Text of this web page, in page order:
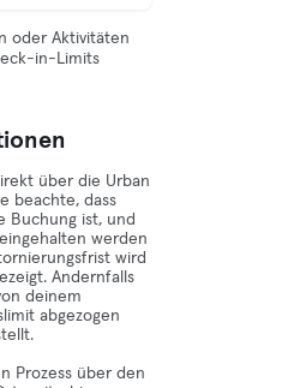
oder Aktivitäten
in-Limits
über die Urban
beachte, dass
Buchung ist, und
werden
wird
Andernfalls
deinem
abgezogen
Prozess über den